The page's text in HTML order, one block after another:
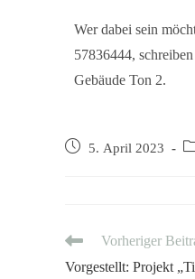
Wer dabei sein
57836444,
Gebäude Ton 2.
5. April 2023
Vorheriger
Vorgestellt: Projekt